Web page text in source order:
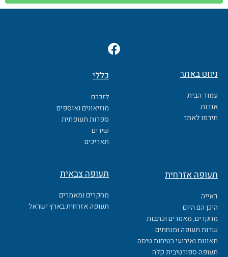
F
a
e
b
o
o
k
ניווט באתר
עמוד הבית
אודות
תירמו לאתר
כללי
לזכרם
מוזיאונים ואוספים
ספרות תעופתית
שירים
תאריכים
תעופה אזרחית
דאייה
היכן הם היום
מחקרים, מאמרים וכתבות
שדות תעופה ומנחתים
תאונות ואירועי בטיחות טיסה
תעופה ספורטיבית קלה
תעופה צבאית
מחקרים ומאמרים
תעופה אזרחית בארץ ישראל